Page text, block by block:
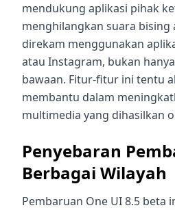
mendukung aplikasi pihak
menghilangkan suara bising
direkam menggunakan
atau Instagram, bukan
bawaan. Fitur-fitur ini tentu
membantu dalam
multimedia yang dihasilkan
Penyebaran
Berbagai Wilayah
Pembaruan One UI 8.5 beta